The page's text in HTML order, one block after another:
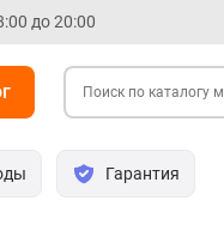
до 20:00
Гарантия